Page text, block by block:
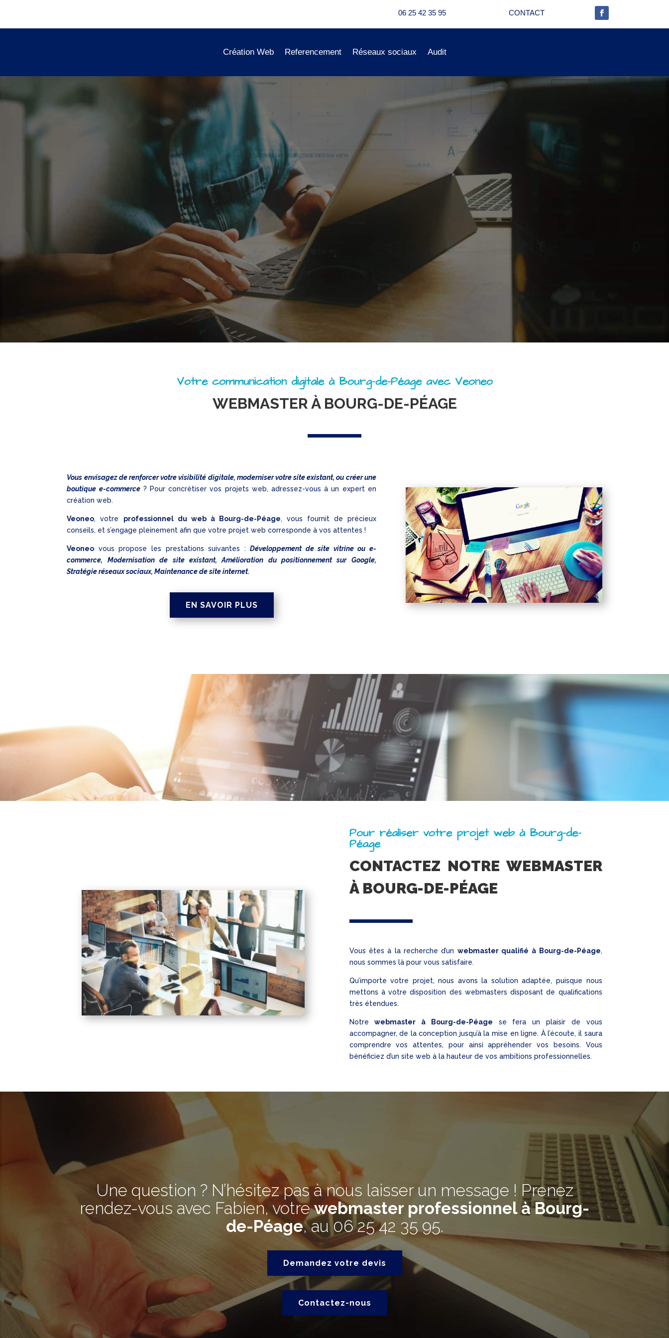
06 25 42 35 95 CONTACT
Création Web Referencement Réseaux sociaux Audit
Votre communication digitale à Bourg-de-Péage avec Veoneo
WEBMASTER À BOURG-DE-PÉAGE
Vous envisagez de renforcer votre visibilité digitale, moderniser votre site existant, ou créer une
boutique e-commerce? Pour concrétiser vos projets web, adressez-vous à un expert en
création web.
Veoneo, votre professionnel du web à Bourg-de-Péage, vous fournit de précieux
conseils, et s’engage pleinement afin que votre projet web corresponde à vos attentes !
Veoneo vous propose les prestations suivantes :Développement de site vitrine ou e-
commerce, Modernisation de site existant, Amélioration du positionnement sur Google,
Stratégie réseaux sociaux, Maintenance de site internet.
EN SAVOIR PLUS
Pour réaliser votre projet web à Bourg-de-
Péage
CONTACTEZ NOTRE WEBMASTER
À BOURG-DE-PÉAGE
Vous êtes à la recherche d’un webmaster qualifié à Bourg-de-Péage,
nous sommes là pour vous satisfaire.
Qu’importe votre projet, nous avons la solution adaptée, puisque nous
mettons à votre disposition des webmasters disposant de qualifications
très étendues.
Notrewebmaster à Bourg-de-Péage se fera un plaisir de vous
accompagner, de la conception jusqu’à la mise en ligne. À l’écoute, il saura
comprendre vos attentes, pour ainsi appréhender vos besoins. Vous
bénéficiez d’un site web à la hauteur de vos ambitions professionnelles.
Une question ? N’hésitez pas à nous laisser un message ! Prenez
rendez-vous avec Fabien, votrewebmaster professionnel à Bourg-
de-Péage, au06 25 42 35 95.
Demandez votre devis
Contactez-nous